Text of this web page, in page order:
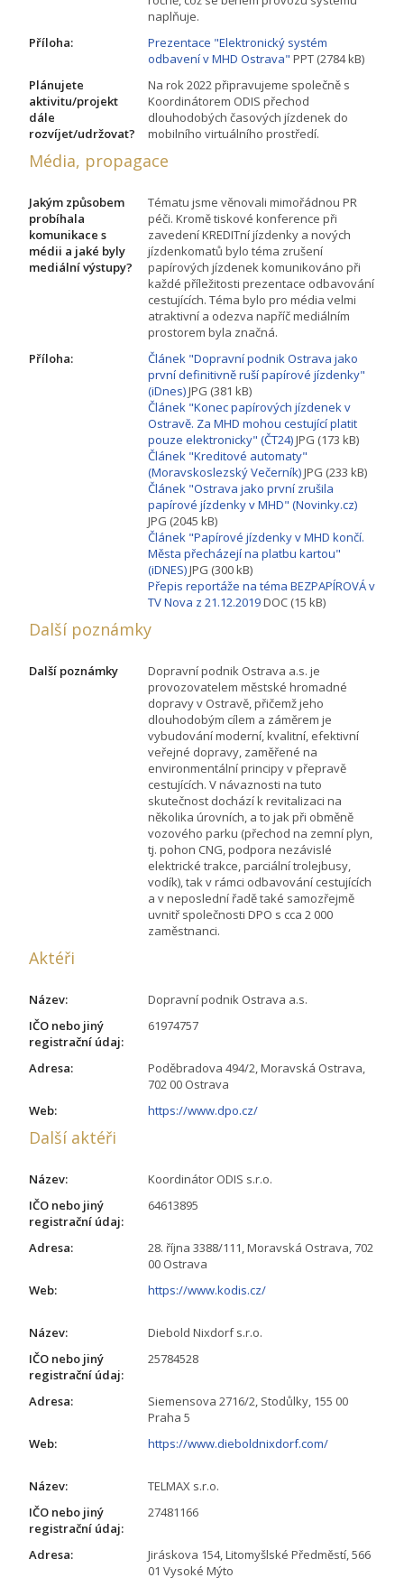
naplňuje.
Příloha:
Prezentace "Elektronický systém
odbavení v MHD Ostrava​" PPT (2784 kB)
Plánujete
aktivitu/projekt
dále
rozvíjet/udržovat?
Na rok 2022 připravujeme společně s
Koordinátorem ODIS přechod
dlouhodobých časových jízdenek do
mobilního virtuálního prostředí.
Média, propagace
Jakým způsobem
probíhala
komunikace s
médii a jaké byly
mediální výstupy?
Tématu jsme věnovali mimořádnou PR
péči. Kromě tiskové konference při
zavedení KREDITní jízdenky a nových
jízdenkomatů bylo téma zrušení
papírových jízdenek komunikováno při
každé příležitosti prezentace odbavování
cestujících. Téma bylo pro média velmi
atraktivní a odezva napříč mediálním
prostorem byla značná.
Příloha:
Článek "Dopravní podnik Ostrava jako
první definitivně ruší papírové jízdenky"
(iDnes)JPG (381 kB)
Článek "Konec papírových jízdenek v
Ostravě. Za MHD mohou cestující platit
pouze elektronicky" (ČT24)JPG (173 kB)
Článek "Kreditové automaty"
(Moravskoslezský Večerník)JPG (233 kB)
Článek "Ostrava jako první zrušila
papírové jízdenky v MHD" (Novinky.cz)
JPG (2045 kB)
Článek "Papírové jízdenky v MHD končí.
Města přecházejí na platbu kartou"
(iDNES)JPG (300 kB)
Přepis reportáže na téma BEZPAPÍROVÁ v
TV Nova z 21.12.2019DOC (15 kB)
Další poznámky
Další poznámky
Dopravní podnik Ostrava a.s. je
provozovatelem městské hromadné
dopravy v Ostravě, přičemž jeho
dlouhodobým cílem a záměrem je
vybudování moderní, kvalitní, efektivní
veřejné dopravy, zaměřené na
environmentální principy v přepravě
cestujících. V návaznosti na tuto
skutečnost dochází k revitalizaci na
několika úrovních, a to jak při obměně
vozového parku (přechod na zemní plyn,
tj. pohon CNG, podpora nezávislé
elektrické trakce, parciální trolejbusy,
vodík), tak v rámci odbavování cestujících
a v neposlední řadě také samozřejmě
uvnitř společnosti DPO s cca 2 000
zaměstnanci.
Aktéři
Název:
Dopravní podnik Ostrava a.s.
IČO nebo jiný
registrační údaj:
61974757
Adresa:
Poděbradova 494/2, Moravská Ostrava,
702 00 Ostrava
Web:
https://www.dpo.cz/
Další aktéři
Název:
Koordinátor ODIS s.r.o.
IČO nebo jiný
registrační údaj:
64613895
Adresa:
28. října 3388/111, Moravská Ostrava, 702
00 Ostrava
Web:
https://www.kodis.cz/
Název:
Diebold Nixdorf s.r.o.
IČO nebo jiný
registrační údaj:
25784528
Adresa:
Siemensova 2716/2, Stodůlky, 155 00
Praha 5
Web:
https://www.dieboldnixdorf.com/
Název:
TELMAX s.r.o.
IČO nebo jiný
registrační údaj:
27481166
Adresa:
Jiráskova 154, Litomyšlské Předměstí, 566
01 Vysoké Mýto